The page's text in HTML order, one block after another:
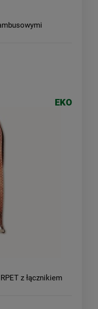
z łącznikiem
EKO